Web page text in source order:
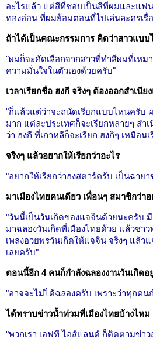
อะไรแล้ว แต่สีที่ชอบเป็นสีที่ผมและแ
ทองอ่อน ที่ผมย้อมตอนที่ไปเล่นละครเรื่อ
ถ้าได้เป็นคณะกรรมการ คิดว่าสาวแบ
"ผมก็จะคัดเลือกจากสาวที่ทำสีผมที่เหม
ความมั่นใจในตัวเองด้วยครับ"
เวลาเรียกชื่อ ฮงกี จริงๆ ต้องออกสำเนี
"ก็แล้วแต่ว่าจะถนัดเรียกแบบไหนครับ
มาก แต่ละประเทศก็จะเรียกหลายๆ สำเ
ว่า ฮงกี ที่เกาหลีก็จะเรียก ฮงกิๆ เหมือน
จริงๆ แล้วอยากให้เรียกว่าอะไร
"อยากให้เรียกว่าฮงสตาร์ครับ เป็นฉาย
มาเมืองไทยคนเดียว เพื่อนๆ สมาชิกว่าอ
"วันนี้เป็นวันเกิดของแจจินด้วยนะครับ
มาฉลองวันเกิดที่เมืองไทยด้วย แล้วชา
เพลงอวยพรวันเกิดให้แจจิน จริงๆ แล้ว
เลยครับ"
ตอนนี้อีก 4 คนก็กำลังฉลองงานวันเกิดอ
"อาจจะไม่ได้ฉลองครับ เพราะว่าทุกค
ได้ทราบข่าวน้ำท่วมที่เมืองไทยบ้างไหม
"พวกเรา เอฟที ไอส์แลนด์ ก็ติดตามข่าว